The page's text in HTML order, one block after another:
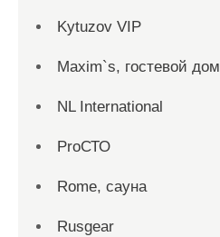
Kytuzov VIP
Maxim`s, гостевой дом
NL International
ProСТО
Rome, сауна
Rusgear